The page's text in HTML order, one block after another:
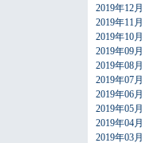
2019年12月
2019年11月
2019年10月
2019年09月
2019年08月
2019年07月
2019年06月
2019年05月
2019年04月
2019年03月